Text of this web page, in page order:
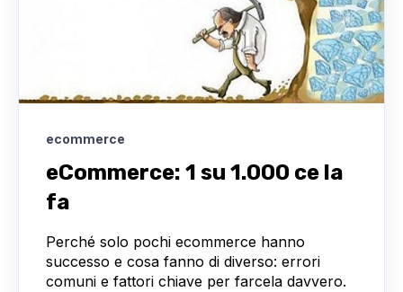
ecommerce
eCommerce: 1 su 1.000 ce la
fa
Perché solo pochi ecommerce hanno
successo e cosa fanno di diverso: errori
comuni e fattori chiave per farcela davvero.